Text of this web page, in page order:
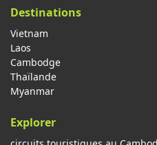
Destinations
Vietnam
Laos
Cambodge
Thaïlande
Myanmar
Explorer